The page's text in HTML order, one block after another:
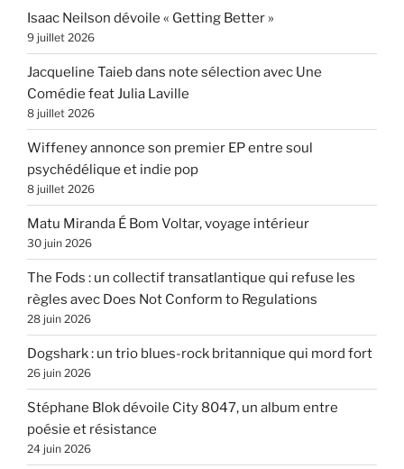
Isaac Neilson dévoile « Getting Better »
9 juillet 2026
Jacqueline Taieb dans note sélection avec Une
Comédie feat Julia Laville
8 juillet 2026
Wiffeney annonce son premier EP entre soul
psychédélique et indie pop
8 juillet 2026
Matu Miranda É Bom Voltar, voyage intérieur
30 juin 2026
The Fods : un collectif transatlantique qui refuse les
règles avec Does Not Conform to Regulations
28 juin 2026
Dogshark : un trio blues-rock britannique qui mord fort
26 juin 2026
Stéphane Blok dévoile City 8047, un album entre
poésie et résistance
24 juin 2026